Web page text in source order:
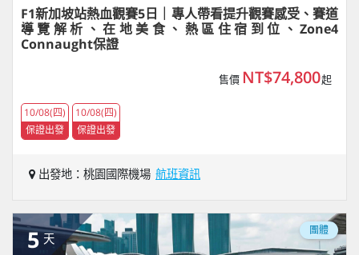
F1新加坡站熱血觀賽5日｜專人帶看提升觀賽感受、賽道
導覽解析、在地美食、熱區住宿到位、Zone4
Connaught保證
售價 NT$74,800起
10/08(四)
保證出發
10/08(四)
保證出發
出發地：桃園國際機場 航班資訊
5 天
團體